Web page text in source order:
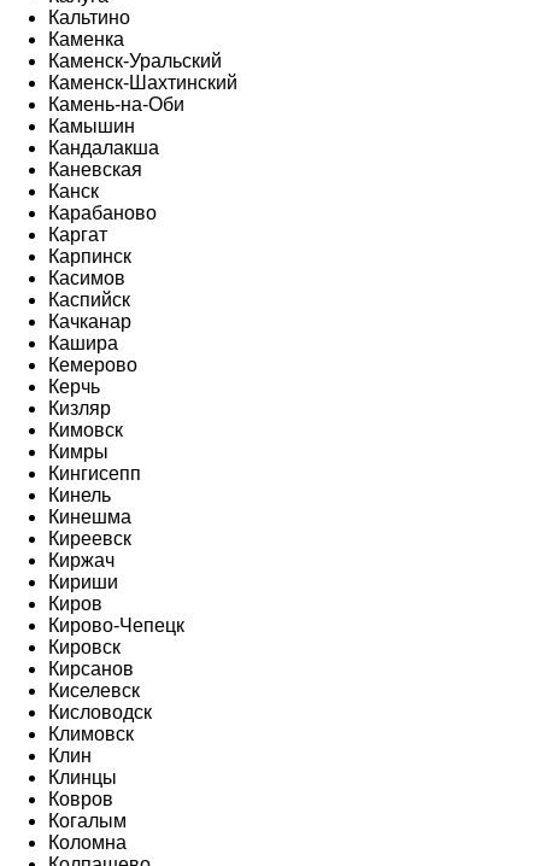
Кальтино
Каменка
Каменск-Уральский
Каменск-Шахтинский
Камень-на-Оби
Камышин
Кандалакша
Каневская
Канск
Карабаново
Каргат
Карпинск
Касимов
Каспийск
Качканар
Кашира
Кемерово
Керчь
Кизляр
Кимовск
Кимры
Кингисепп
Кинель
Кинешма
Киреевск
Киржач
Кириши
Киров
Кирово-Чепецк
Кировск
Кирсанов
Киселевск
Кисловодск
Климовск
Клин
Клинцы
Ковров
Когалым
Коломна